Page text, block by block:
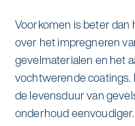
Voorkomen is beter dan
over het impregneren
gevelmaterialen en het
vochtwerende coatings.
de levensduur van
onderhoud eenvoudiger.